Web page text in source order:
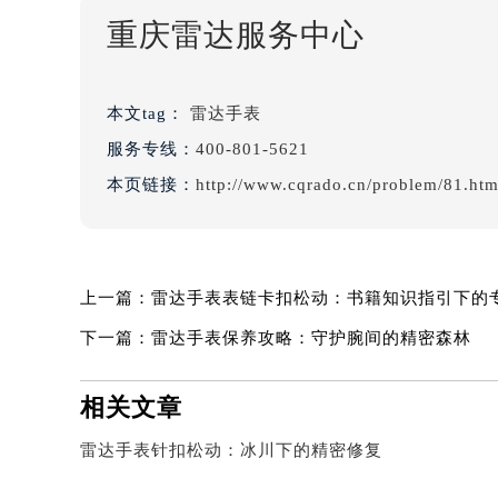
重庆雷达服务中心
本文tag： 雷达手表
服务专线： 400-801-5621
本页链接： http://www.cqrado.cn/problem/
上一篇： 雷达手表表链卡扣松动：书籍知识指引下的
下一篇： 雷达手表保养攻略：守护腕间的精密森林
相关文章
雷达手表针扣松动：冰川下的精密修复